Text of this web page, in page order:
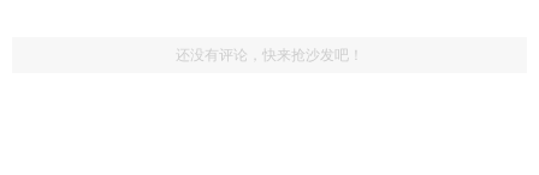
还没有评论，快来抢沙发吧！